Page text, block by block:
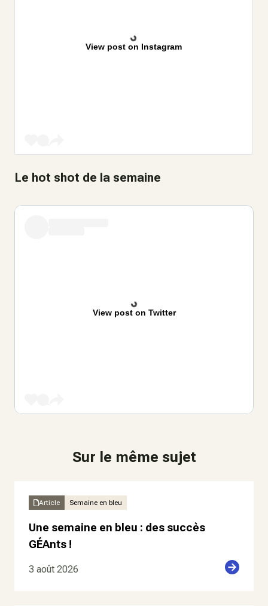
View post on Instagram
Le hot shot de la semaine
View post on Twitter
Sur le même sujet
Article Semaine en bleu
Une semaine en bleu : des succès
GÉAnts !
3 août 2026